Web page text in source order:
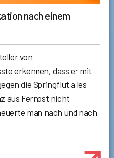
nach einem
von
erkennen, dass er mit
die Springflut alles
aus Fernost nicht
man nach und nach